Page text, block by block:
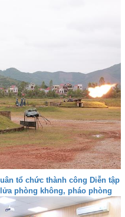
tổ chức thành công Diễn tập
phòng không, pháo phòng